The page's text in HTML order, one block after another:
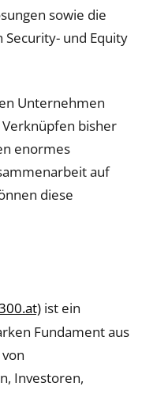
sowie die
und Equity
Unternehmen
bisher
enormes
auf
diese
ist ein
Fundament aus
Investoren,